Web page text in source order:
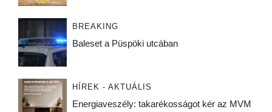
BREAKING
Baleset a Püspöki utcában
HÍREK - AKTUÁLIS
Energiaveszély: takarékosságot kér az MVM